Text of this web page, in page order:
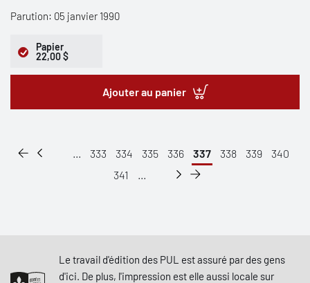
Parution: 05 janvier 1990
Papier
22,00 $
Ajouter au panier
... 333 334 335 336 337 338 339
340
341
...
Le travail d'édition des PUL est assuré par des gens
d'ici. De plus, l'impression est elle aussi locale sur